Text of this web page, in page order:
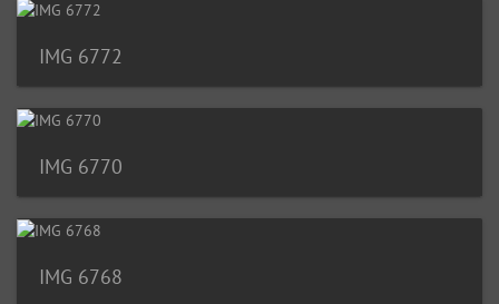
IMG 6772
IMG 6770
IMG 6768